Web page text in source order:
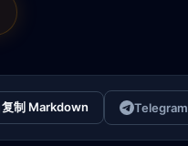
复制 Markdown Telegram